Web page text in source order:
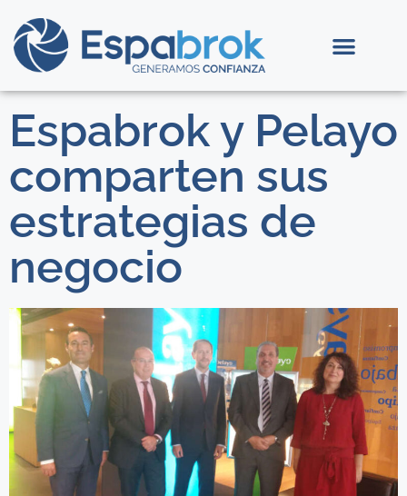
Espabrok y Pelayo
comparten sus
estrategias de
negocio